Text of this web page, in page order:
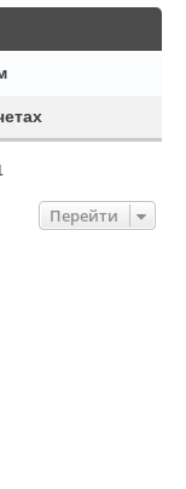
Перейти